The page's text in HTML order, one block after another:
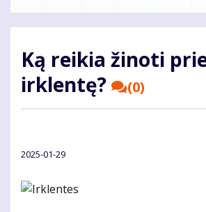
Ką reikia žinoti
irklentę?
(0)
2025-01-29